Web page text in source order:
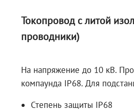
Токопровод с литой
проводники)
На напряжение до 10 кВ.
компаунда IP68. Для
Степень защиты IP68